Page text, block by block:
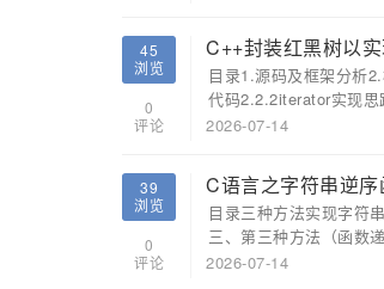
45
浏览
0
评论
C++封装红黑树以
目录1.源码及框架分析
代码2.2.2iterator实现
2026-07-14
39
浏览
0
评论
C语言之字符串逆
目录三种方法实现字符
三、第三种方法（函数
2026-07-14